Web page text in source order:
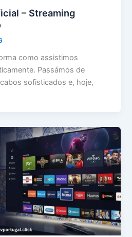
– Streaming
como assistimos
Passámos de
sofisticados e, hoje,